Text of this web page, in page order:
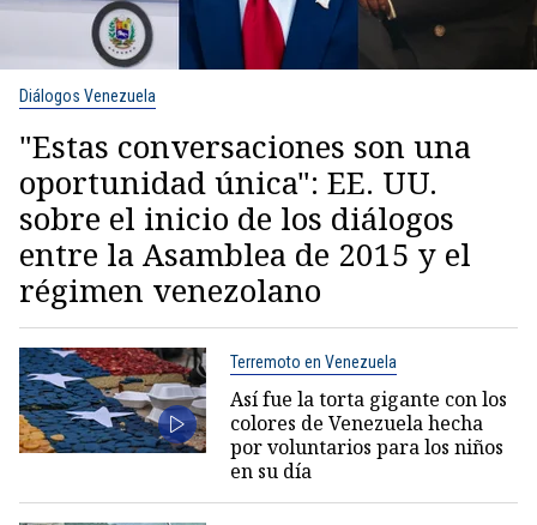
Diálogos Venezuela
"Estas conversaciones son una
oportunidad única": EE. UU.
sobre el inicio de los diálogos
entre la Asamblea de 2015 y el
régimen venezolano
Terremoto en Venezuela
Así fue la torta gigante con los
colores de Venezuela hecha
por voluntarios para los niños
en su día